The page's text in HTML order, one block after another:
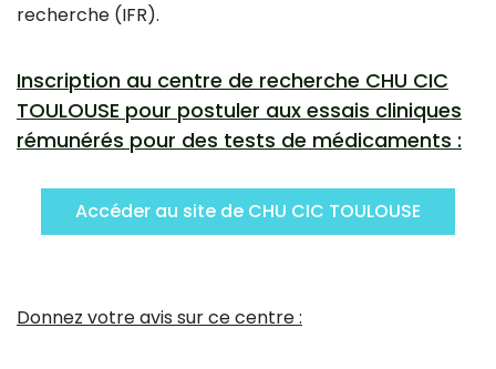
recherche (IFR).
Inscription au centre de recherche CHU CIC
TOULOUSE pour postuler aux essais cliniques
rémunérés pour des tests de médicaments :
Accéder au site de CHU CIC TOULOUSE
Donnez votre avis sur ce centre :